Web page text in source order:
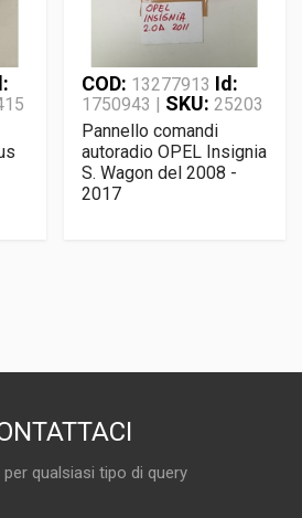
COD: 13277913 Id:
1750943 | SKU: 25203
Pannello comandi
autoradio OPEL Insignia
S. Wagon del 2008 -
2017
qualsiasi tipo di query